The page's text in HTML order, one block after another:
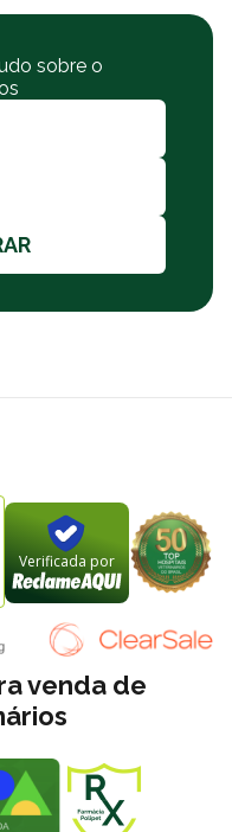
sobre o
Verificada por
venda de